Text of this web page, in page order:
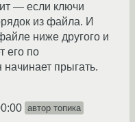
— если ключи
из файла. И
ниже другого и
его по
прыгать.
автор топика